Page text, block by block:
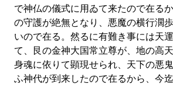
で神仏の儀式に用ゐて来たので在る
の守護が絶無となり、悪魔の横行濶
いので在る。然るに有難き事には天
て、艮の金神大国常立尊が、地の高
身魂に依りて顕現せられ、天下の悪
ふ神代が到来したので在るから、今